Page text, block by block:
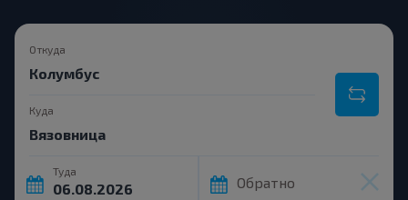
Откуда
Куда
Туда
Обратно